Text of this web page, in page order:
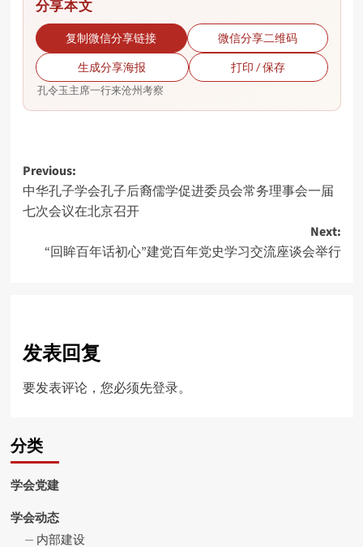
分享本文
复制微信分享链接 微信分享二维码
生成分享海报 打印 / 保存
孔令玉主席一行来沧州考察
Post
navigation
Previous:
中华孔子学会孔子后裔儒学促进委员会常务理事会一届
七次会议在北京召开
Next:
“回眸百年话初心”建党百年党史学习交流座谈会举行
发表回复
要发表评论，您必须先登录。
分类
学会党建
学会动态
内部建设